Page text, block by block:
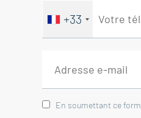
énergie G, Classe
disponibles sur le site
+33
En soumettant ce